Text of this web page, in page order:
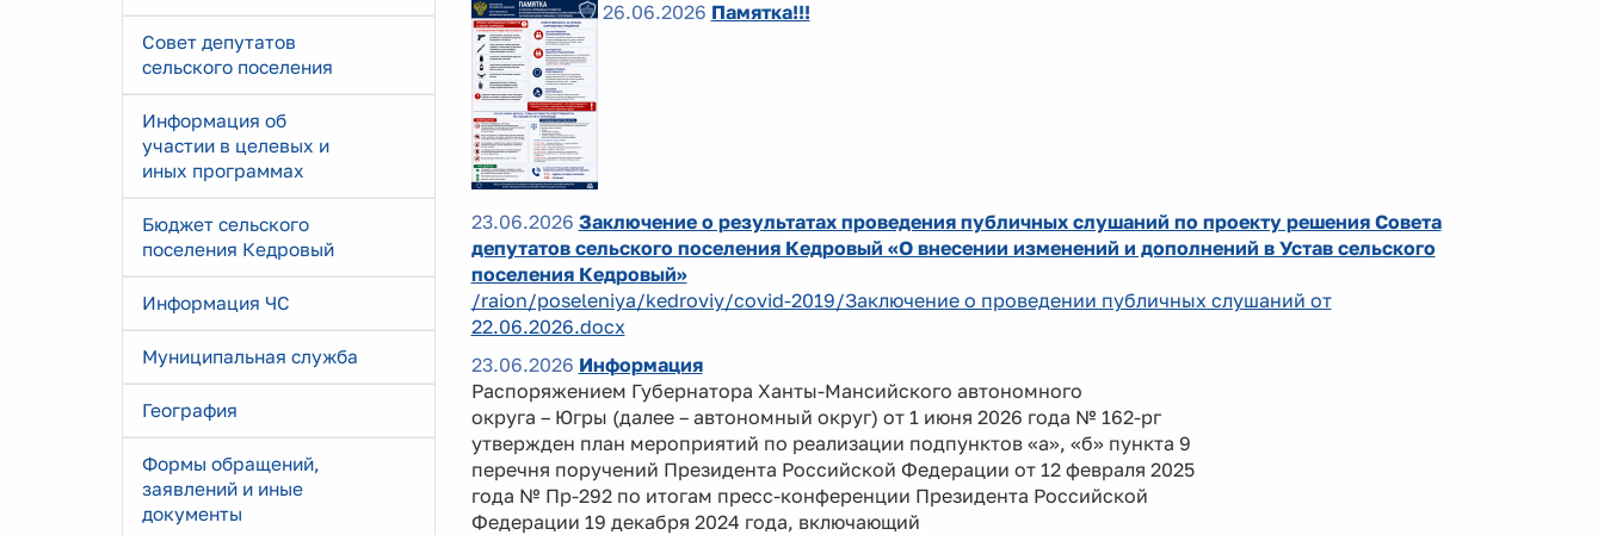
Совет депутатов
сельского поселения
Информация об
участии в целевых и
иных программах
Бюджет сельского
поселения Кедровый
Информация ЧС
Муниципальная служба
География
Формы обращений,
заявлений и иные
документы
26.06.2026 Памятка!!!
23.06.2026 Заключение о результатах проведения публичных слушаний по проекту решения Совета
депутатов сельского поселения Кедровый «О внесении изменений и дополнений в Устав сельского
поселения Кедровый»
/raion/poseleniya/kedroviy/covid-2019/Заключение о проведении публичных слушаний от
22.06.2026.docx
23.06.2026 Информация
Распоряжением Губернатора Ханты-Мансийского автономного
округа – Югры (далее – автономный округ) от 1 июня 2026 года № 162-рг
утвержден план мероприятий по реализации подпунктов «а», «б» пункта 9
перечня поручений Президента Российской Федерации от 12 февраля 2025
года № Пр-292 по итогам пресс-конференции Президента Российской
Федерации 19 декабря 2024 года, включающий